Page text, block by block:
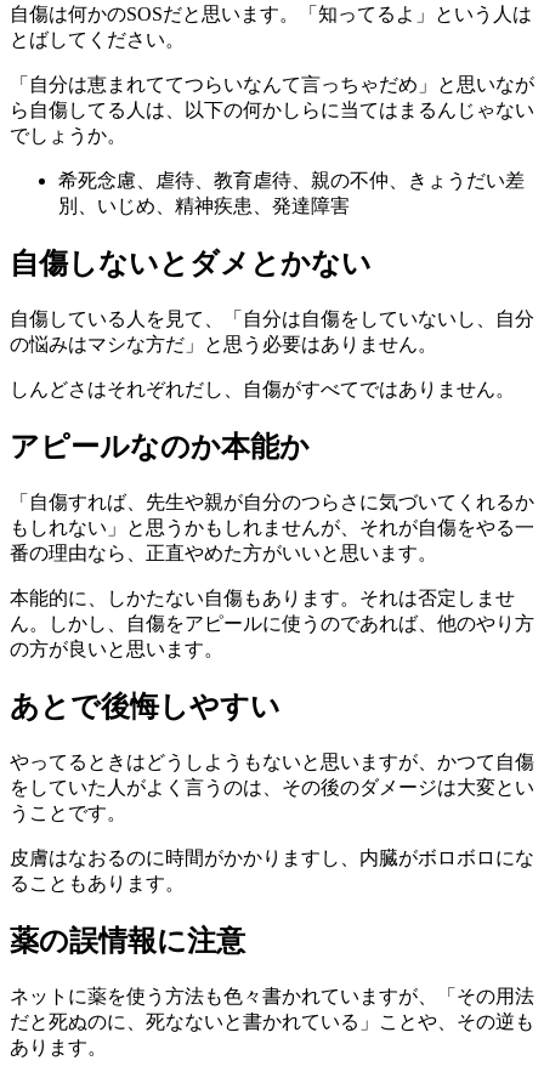
自傷は何かのSOSだと思います。「知ってるよ」という人は
とばしてください。
「自分は恵まれててつらいなんて言っちゃだめ」と思いなが
ら自傷してる人は、以下の何かしらに当てはまるんじゃない
でしょうか。
希死念慮、虐待、教育虐待、親の不仲、きょうだい差
別、いじめ、精神疾患、発達障害
自傷しないとダメとかない
自傷している人を見て、「自分は自傷をしていないし、自分
の悩みはマシな方だ」と思う必要はありません。
しんどさはそれぞれだし、自傷がすべてではありません。
アピールなのか本能か
「自傷すれば、先生や親が自分のつらさに気づいてくれるか
もしれない」と思うかもしれませんが、それが自傷をやる一
番の理由なら、正直やめた方がいいと思います。
本能的に、しかたない自傷もあります。それは否定しませ
ん。しかし、自傷をアピールに使うのであれば、他のやり方
の方が良いと思います。
あとで後悔しやすい
やってるときはどうしようもないと思いますが、かつて自傷
をしていた人がよく言うのは、その後のダメージは大変とい
うことです。
皮膚はなおるのに時間がかかりますし、内臓がボロボロにな
ることもあります。
薬の誤情報に注意
ネットに薬を使う方法も色々書かれていますが、「その用法
だと死ぬのに、死なないと書かれている」ことや、その逆も
あります。